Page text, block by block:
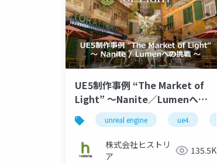
UE5制作事例 “The Market of
Light” ～Nanite／Lumenへの
挑戦～unreal engine ue4
株式会社ヒストリ
ア
135.5K